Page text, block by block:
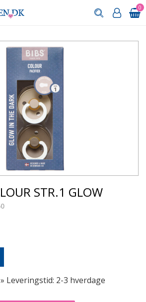
0
STR.1 GLOW
» Leveringstid: 2-3 hverdage